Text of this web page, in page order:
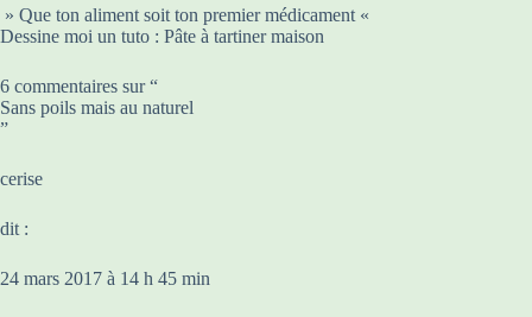
» Que ton aliment soit ton premier médicament «
Dessine moi un tuto : Pâte à tartiner maison
6 commentaires sur “
Sans poils mais au naturel
”
cerise
dit :
24 mars 2017 à 14 h 45 min